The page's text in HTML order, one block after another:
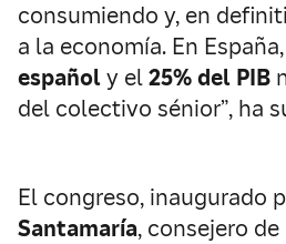
consumiendo y, en
a la economía. En España,
españoly el25% del PIB
del colectivo sénior”, ha
El congreso, inaugurado
Santamaría, consejero